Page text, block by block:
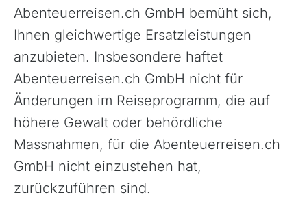
Abenteuerreisen.ch GmbH bemüht sich,
Ihnen gleichwertige Ersatzleistungen
anzubieten. Insbesondere haftet
Abenteuerreisen.ch GmbH nicht für
Änderungen im Reiseprogramm, die auf
höhere Gewalt oder behördliche
Massnahmen, für die Abenteuerreisen.ch
GmbH nicht einzustehen hat,
zurückzuführen sind.